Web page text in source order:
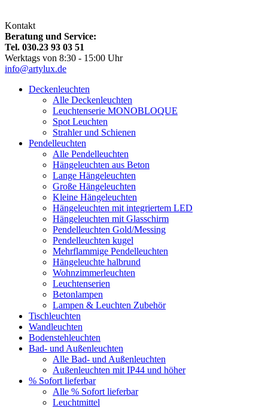
Kontakt
Beratung und Service:
Tel. 030.23 93 03 51
Werktags von 8:30 - 15:00 Uhr
info@artylux.de
Deckenleuchten
Alle Deckenleuchten
Leuchtenserie MONOBLOQUE
Spot Leuchten
Strahler und Schienen
Pendelleuchten
Alle Pendelleuchten
Hängeleuchten aus Beton
Lange Hängeleuchten
Große Hängeleuchten
Kleine Hängeleuchten
Hängeleuchten mit integriertem LED
Hängeleuchten mit Glasschirm
Pendelleuchten Gold/Messing
Pendelleuchten kugel
Mehrflammige Pendelleuchten
Hängeleuchte halbrund
Wohnzimmerleuchten
Leuchtenserien
Betonlampen
Lampen & Leuchten Zubehör
Tischleuchten
Wandleuchten
Bodenstehleuchten
Bad- und Außenleuchten
Alle Bad- und Außenleuchten
Außenleuchten mit IP44 und höher
% Sofort lieferbar
Alle % Sofort lieferbar
Leuchtmittel